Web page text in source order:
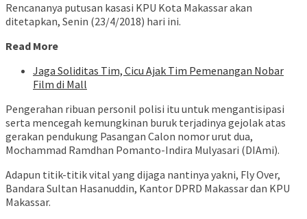
Rencananya putusan kasasi KPU Kota Makassar akan
ditetapkan, Senin (23/4/2018) hari ini.
Read More
Jaga Soliditas Tim, Cicu Ajak Tim Pemenangan Nobar
Film di Mall
Pengerahan ribuan personil polisi itu untuk mengantisipasi
serta mencegah kemungkinan buruk terjadinya gejolak atas
gerakan pendukung Pasangan Calon nomor urut dua,
Mochammad Ramdhan Pomanto-Indira Mulyasari (DIAmi).
Adapun titik-titik vital yang dijaga nantinya yakni, Fly Over,
Bandara Sultan Hasanuddin, Kantor DPRD Makassar dan KPU
Makassar.